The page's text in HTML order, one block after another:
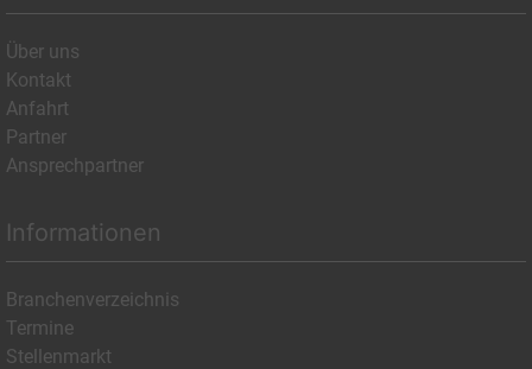
Über uns
Kontakt
Anfahrt
Partner
Ansprechpartner
Informationen
Branchenverzeichnis
Termine
Stellenmarkt